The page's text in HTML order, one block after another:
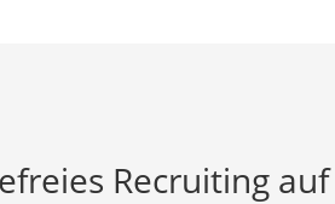
Recruiting